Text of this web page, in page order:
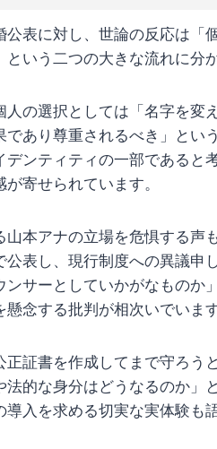
表に対し、世論の反応は「
いう二つの大きな流れに分
の選択としては「名字を変
あり尊重されるべき」とい
ンティティの一部であると
寄せられています。
本アナの立場を危惧する声
表し、現行制度への異議申
ンサーとしていかがなものか
念する批判が相次いでいます
正証書を作成してまで守ろう
法的な身分はどうなるのか」
入を求める切実な実体験も